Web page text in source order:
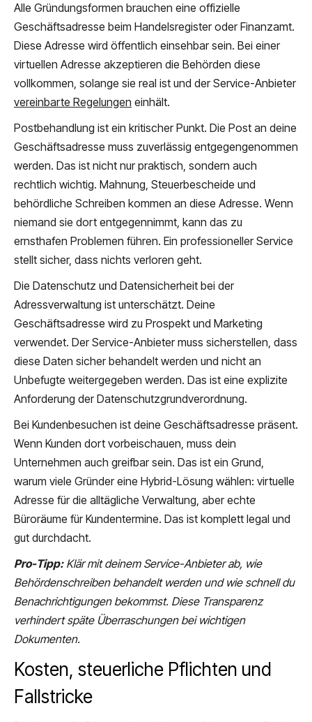
Alle Gründungsformen brauchen eine offizielle
Geschäftsadresse beim Handelsregister oder Finanzamt.
Diese Adresse wird öffentlich einsehbar sein. Bei einer
virtuellen Adresse akzeptieren die Behörden diese
vollkommen, solange sie real ist und der Service-Anbieter
vereinbarte Regelungen einhält.
Postbehandlung ist ein kritischer Punkt. Die Post an deine
Geschäftsadresse muss zuverlässig entgegengenommen
werden. Das ist nicht nur praktisch, sondern auch
rechtlich wichtig. Mahnung, Steuerbescheide und
behördliche Schreiben kommen an diese Adresse. Wenn
niemand sie dort entgegennimmt, kann das zu
ernsthafen Problemen führen. Ein professioneller Service
stellt sicher, dass nichts verloren geht.
Die Datenschutz und Datensicherheit bei der
Adressverwaltung ist unterschätzt. Deine
Geschäftsadresse wird zu Prospekt und Marketing
verwendet. Der Service-Anbieter muss sicherstellen, dass
diese Daten sicher behandelt werden und nicht an
Unbefugte weitergegeben werden. Das ist eine explizite
Anforderung der Datenschutzgrundverordnung.
Bei Kundenbesuchen ist deine Geschäftsadresse präsent.
Wenn Kunden dort vorbeischauen, muss dein
Unternehmen auch greifbar sein. Das ist ein Grund,
warum viele Gründer eine Hybrid-Lösung wählen: virtuelle
Adresse für die alltägliche Verwaltung, aber echte
Büroräume für Kundentermine. Das ist komplett legal und
gut durchdacht.
Pro-Tipp: Klär mit deinem Service-Anbieter ab, wie
Behördenschreiben behandelt werden und wie schnell du
Benachrichtigungen bekommst. Diese Transparenz
verhindert späte Überraschungen bei wichtigen
Dokumenten.
Kosten, steuerliche Pflichten und
Fallstricke